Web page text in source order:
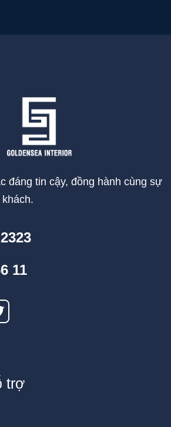
đáng tin cậy, đồng hành cùng sự
11
trợ